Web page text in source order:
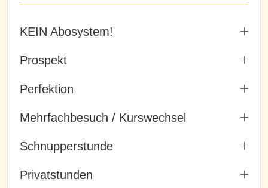
KEIN Abosystem!
Prospekt
Perfektion
Mehrfachbesuch / Kurswechsel
Schnupperstunde
Privatstunden